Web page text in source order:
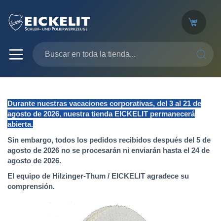
Durante nuestras vacaciones corporativas, del 3 al 21 de
agosto de 2026, nuestra tienda EICKELIT permanecerá
abierta.
Sin embargo, todos los pedidos recibidos después del 5 de
agosto de 2026 no se procesarán ni enviarán hasta el 24 de
agosto de 2026.
El equipo de Hilzinger-Thum / EICKELIT agradece su
comprensión.